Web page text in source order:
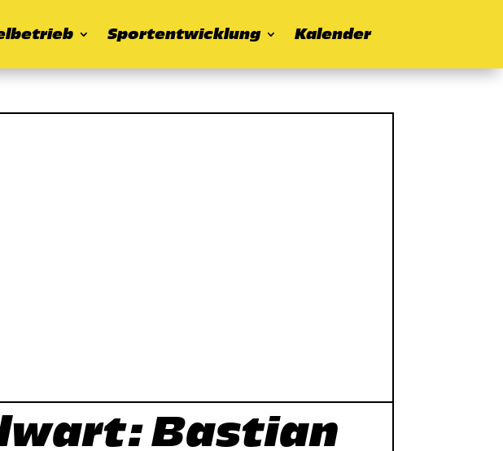
Sportentwicklung Kalender
Bastian